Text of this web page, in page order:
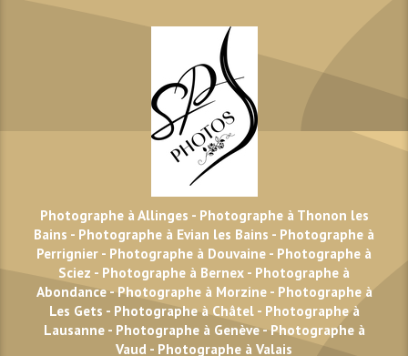
Photographe à Allinges - Photographe à Thonon les
Bains - Photographe à Evian les Bains - Photographe à
Perrignier - Photographe à Douvaine - Photographe à
Sciez - Photographe à Bernex - Photographe à
Abondance- Photographe à Morzine - Photographe à
Les Gets -Photographe à Châtel- Photographe à
Lausanne- Photographe à Genève-Photographe à
Vaud - Photographe à Valais